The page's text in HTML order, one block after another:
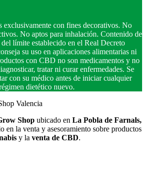
exclusivamente con fines decorativos. No
No aptos para inhalación. Contenido de
límite establecido en el Real Decreto
su uso en aplicaciones alimentarias ni
con CBD no son medicamentos y no
tratar ni curar enfermedades. Se
con su médico antes de iniciar cualquier
dietético nuevo.
Valencia
Shop ubicado en La Pobla de Farnals,
en la venta y asesoramiento sobre productos
y la venta de CBD.